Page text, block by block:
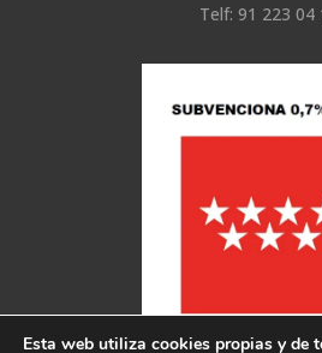
Telf: 91 223 04
Esta web utiliza cookies propias y de